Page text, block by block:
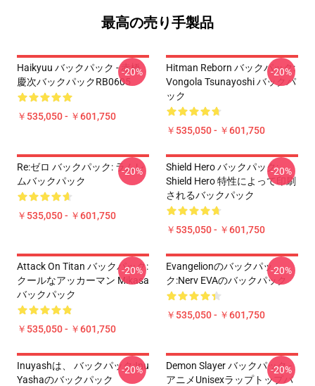
最高の売り手製品
Haikyuu バックパック - 赤橋
慶次バックパックRB0605
￥535,050 - ￥601,750
-20%
Hitman Reborn バックパック:
Vongola Tsunayoshi バックパ
ック
￥535,050 - ￥601,750
-20%
Re:ゼロ バックパック: ラムレ
ムバックパック
￥535,050 - ￥601,750
-20%
Shield Hero バックパック:
Shield Hero 特性によって印刷
されるバックパック
￥535,050 - ￥601,750
-20%
Attack On Titan バックパック:
クールなアッカーマン Mikasa
バックパック
￥535,050 - ￥601,750
-20%
Evangelionのバックパッ
ク:Nerv EVAのバックパック
￥535,050 - ￥601,750
-20%
Inuyashは、 バックパック:Inu
Yashaのバックパック
-20%
Demon Slayer バックパック -
アニメUnisexラップトップバ
-20%